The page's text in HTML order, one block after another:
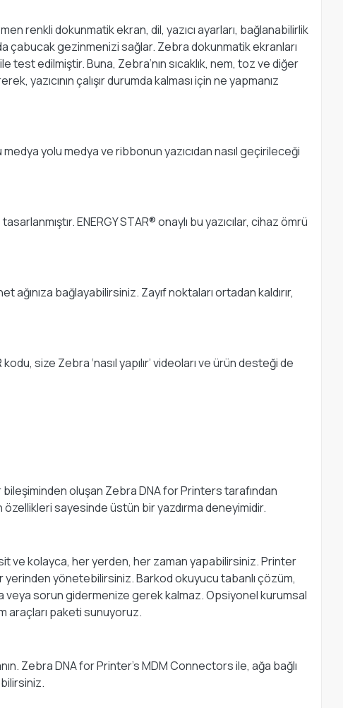
renkli dokunmatik ekran, dil, yazıcı ayarları, bağlanabilirlik
çabucak gezinmenizi sağlar. Zebra dokunmatik ekranları
test edilmiştir. Buna, Zebra’nın sıcaklık, nem, toz ve diğer
yazıcının çalışır durumda kalması için ne yapmanız
yolu medya ve ribbonun yazıcıdan nasıl geçirileceği
ENERGY STAR® onaylı bu yazıcılar, cihaz ömrü
bağlayabilirsiniz. Zayıf noktaları ortadan kaldırır,
size Zebra ‘nasıl yapılır’ videoları ve ürün desteği de
bileşiminden oluşan Zebra DNA for Printers tarafından
sayesinde üstün bir yazdırma deneyimidir.
ve kolayca, her yerden, her zaman yapabilirsiniz. Printer
yerinden yönetebilirsiniz. Barkod okuyucu tabanlı çözüm,
veya sorun gidermenize gerek kalmaz. Opsiyonel kurumsal
araçları paketi sunuyoruz.
Zebra DNA for Printer’s MDM Connectors ile, ağa bağlı